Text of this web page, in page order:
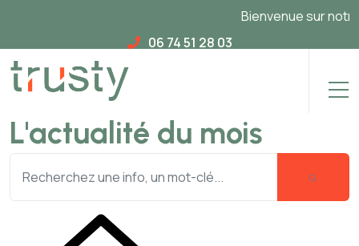
Bienvenue sur notre
06 74 51 28 03
L'actualité du mois